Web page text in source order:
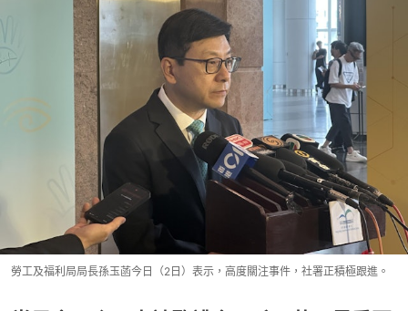
勞工及福利局局長孫玉菡今日（2日）表示，高度關注事件，社署正積極跟進。